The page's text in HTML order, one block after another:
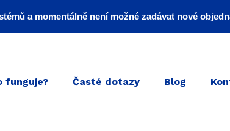
a momentálně není možné zadávat nové
funguje? Časté dotazy Blog